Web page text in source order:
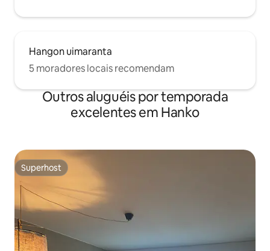
Hangon uimaranta
5 moradores locais recomendam
Outros aluguéis por temporada
excelentes em Hanko
Superhost
Superhost